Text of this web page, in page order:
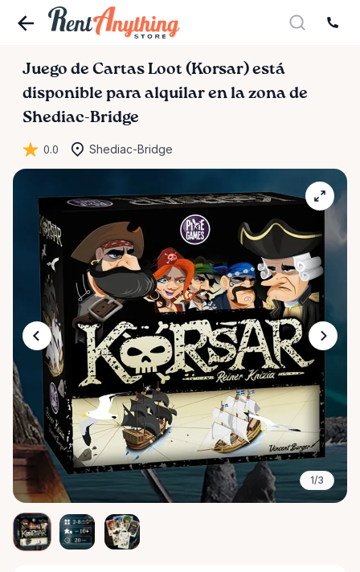
Juego de Cartas Loot (Korsar) está
disponible para alquilar en la zona de
Shediac-Bridge
0.0 Shediac-Bridge
1/3